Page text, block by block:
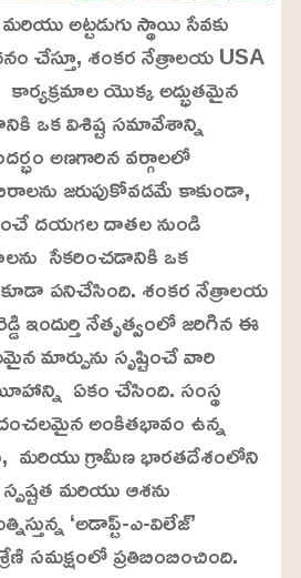
అట్టడుగు స్థాయి సేవకు
చేస్తూ, శంకర నేత్రాలయ USA
కార్యక్రమాల యొక్క అద్భుతమైన
ఒక విశిష్ట సమావేశాన్ని
అణగారిన వర్గాలలో
జరుపుకోవడమే కాకుండా,
దయగల దాతల నుండి
సేకరించడానికి ఒక
పనిచేసింది. శంకర నేత్రాలయ
ఇందుర్తి నేతృత్వంలో జరిగిన ఈ
మార్పును సృష్టించే వారి
ఏకం చేసింది. సంస్థ
అంకితభావం ఉన్న
మరియు గ్రామీణ భారతదేశంలోని
మరియు ఆశను
‘అడాప్ట్-ఎ-విలేజ్’
సమక్షంలో ప్రతిబింబించింది.